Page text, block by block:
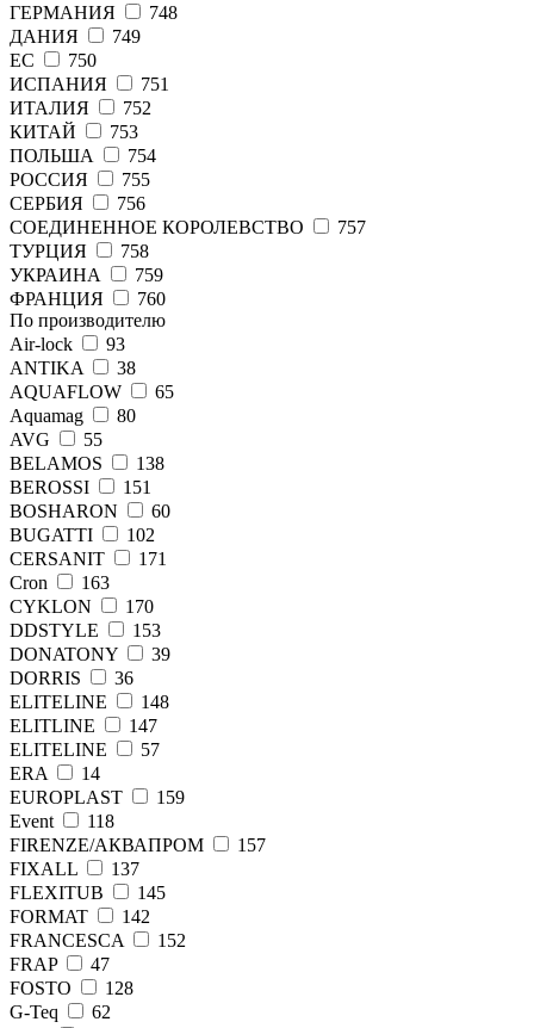
ГЕРМАНИЯ
748
ДАНИЯ
749
ЕС
750
ИСПАНИЯ
751
ИТАЛИЯ
752
КИТАЙ
753
ПОЛЬША
754
РОССИЯ
755
СЕРБИЯ
756
СОЕДИНЕННОЕ КОРОЛЕВСТВО
757
ТУРЦИЯ
758
УКРАИНА
759
ФРАНЦИЯ
760
По производителю
Air-lock
93
ANTIKA
38
AQUAFLOW
65
Aquamag
80
AVG
55
BELAMOS
138
BEROSSI
151
BOSHARON
60
BUGATTI
102
CERSANIT
171
Cron
163
CYKLON
170
DDSTYLE
153
DONATONY
39
DORRIS
36
ELITELINE
148
ELITLINE
147
ELITЕLINE
57
ERA
14
EUROPLAST
159
Event
118
FIRENZE/АКВАПРОМ
157
FIXALL
137
FLEXITUB
145
FORMAT
142
FRANCESCA
152
FRAP
47
FОSТО
128
G-Teq
62